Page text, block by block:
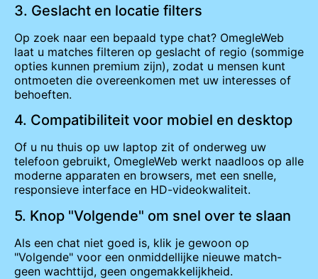
3. Geslacht en locatie filters
Op zoek naar een bepaald type chat? OmegleWeb
laat u matches filteren op geslacht of regio (sommige
opties kunnen premium zijn), zodat u mensen kunt
ontmoeten die overeenkomen met uw interesses of
behoeften.
4. Compatibiliteit voor mobiel en desktop
Of u nu thuis op uw laptop zit of onderweg uw
telefoon gebruikt, OmegleWeb werkt naadloos op alle
moderne apparaten en browsers, met een snelle,
responsieve interface en HD-videokwaliteit.
5. Knop "Volgende" om snel over te slaan
Als een chat niet goed is, klik je gewoon op
"Volgende" voor een onmiddellijke nieuwe match-
geen wachttijd, geen ongemakkelijkheid.